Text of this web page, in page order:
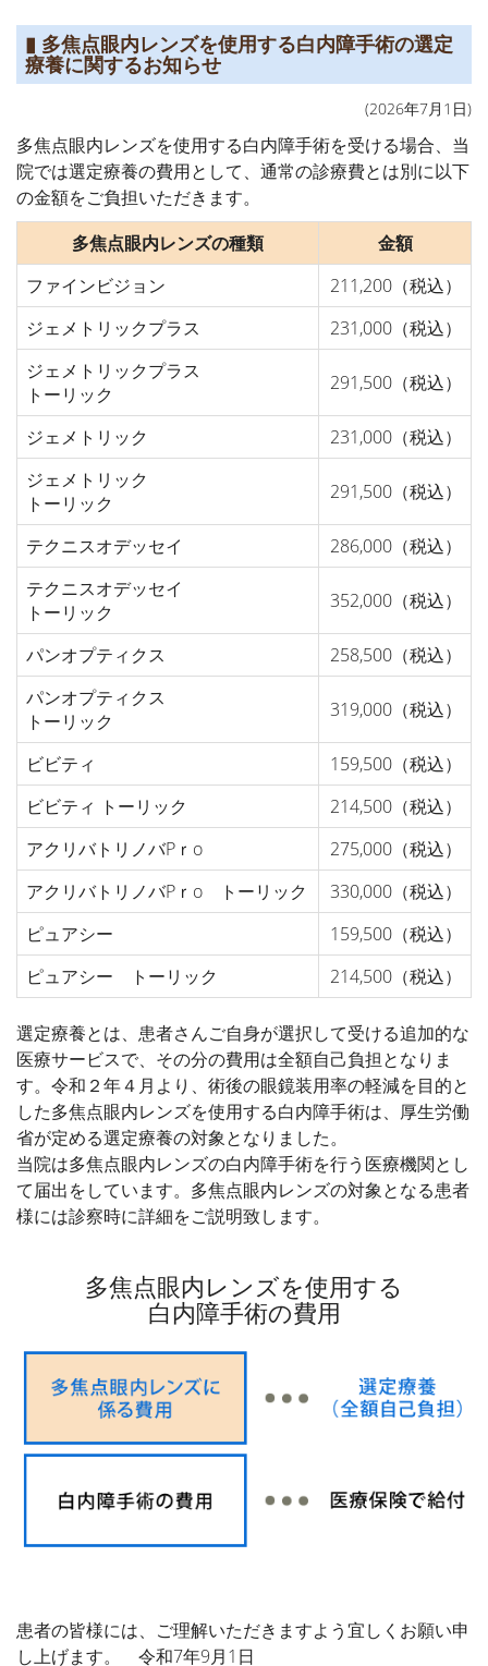
▮ 多焦点眼内レンズを使用する白内障手術の選定
療養に関するお知らせ
(2026年7月1日)
多焦点眼内レンズを使用する白内障手術を受ける場合、当
院では選定療養の費用として、通常の診療費とは別に以下
の金額をご負担いただきます。
多焦点眼内レンズの種類
金額
ファインビジョン
211,200（税込）
ジェメトリックプラス
231,000（税込）
ジェメトリックプラス
トーリック
291,500（税込）
ジェメトリック
231,000（税込）
ジェメトリック
トーリック
291,500（税込）
テクニスオデッセイ
286,000（税込）
テクニスオデッセイ
トーリック
352,000（税込）
パンオプティクス
258,500（税込）
パンオプティクス
トーリック
319,000（税込）
ビビティ
159,500（税込）
ビビティ トーリック
214,500（税込）
アクリバトリノバPｒo
275,000（税込）
アクリバトリノバPｒo トーリック
330,000（税込）
ピュアシー
159,500（税込）
ピュアシー トーリック
214,500（税込）
選定療養とは、患者さんご自身が選択して受ける追加的な
医療サービスで、その分の費用は全額自己負担となりま
す。令和２年４月より、術後の眼鏡装用率の軽減を目的と
した多焦点眼内レンズを使用する白内障手術は、厚生労働
省が定める選定療養の対象となりました。
当院は多焦点眼内レンズの白内障手術を行う医療機関とし
て届出をしています。多焦点眼内レンズの対象となる患者
様には診察時に詳細をご説明致します。
多焦点眼内レンズを使用する
白内障手術の費用
患者の皆様には、ご理解いただきますよう宜しくお願い申
し上げます。 令和7年9月1日